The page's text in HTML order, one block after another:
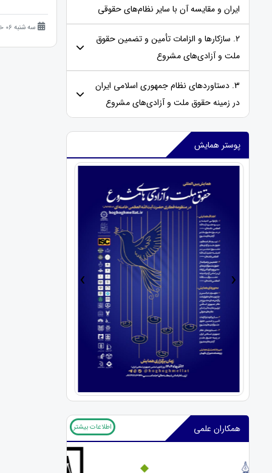
ایران و مقایسه‌ آن با سایر نظام‌های حقوقی
2. سازکارها و الزامات تأمین و تضمین حقوق
ملت و آزادی‌های مشروع
3. دستاوردهای نظام جمهوری اسلامی ایران
در زمینه حقوق ملت و آزادی‌های مشروع
پوستر همایش
› ‹
همکاران علمی اطلاعات بیشتر
سه شنبه 06 خرداد 1404 (1 سال قبل )